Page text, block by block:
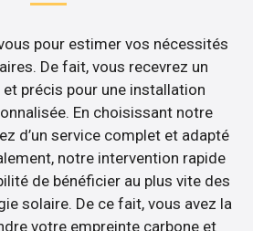
pour estimer vos nécessités
De fait, vous recevrez un
précis pour une installation
En choisissant notre
d’un service complet et adapté
notre intervention rapide
de bénéficier au plus vite des
solaire. De ce fait, vous avez la
votre empreinte carbone et